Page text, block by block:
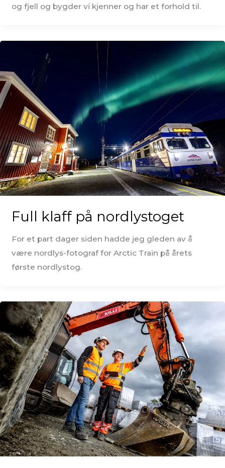
og fjell og bygder vi kjenner og har et forhold til.
Full klaff på nordlystoget
For et part dager siden hadde jeg gleden av å
være nordlys-fotograf for Arctic Train på årets
første nordlystog.